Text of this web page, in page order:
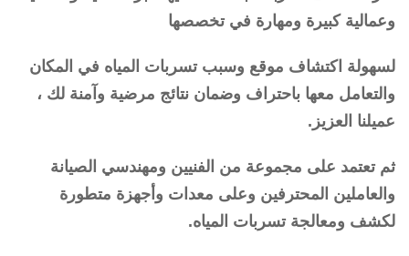
وعمالية كبيرة ومهارة في تخصصها
لسهولة اكتشاف موقع وسبب تسربات المياه في المكان
والتعامل معها باحتراف وضمان نتائج مرضية وآمنة لك ،
عميلنا العزيز.
ثم تعتمد على مجموعة من الفنيين ومهندسي الصيانة
والعاملين المحترفين وعلى معدات وأجهزة متطورة
لكشف ومعالجة تسربات المياه.